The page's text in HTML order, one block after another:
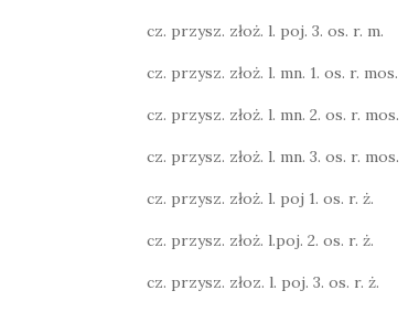
cz. przysz. złoż. l. poj. 3. os. r. m.
cz. przysz. złoż. l. mn. 1. os. r. mos.
cz. przysz. złoż. l. mn. 2. os. r. mos.
cz. przysz. złoż. l. mn. 3. os. r. mos.
cz. przysz. złoż. l. poj 1. os. r. ż.
cz. przysz. złoż. l.poj. 2. os. r. ż.
cz. przysz. złoz. l. poj. 3. os. r. ż.